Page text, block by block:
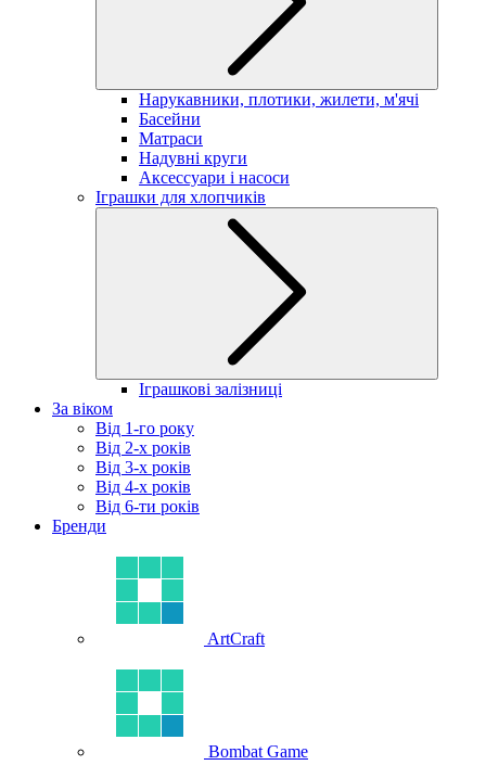
Нарукавники, плотики, жилети, м'ячі
Басейни
Матраси
Надувні круги
Аксессуари і насоси
Іграшки для хлопчиків
Іграшкові залізниці
За віком
Від 1-го року
Від 2-х років
Від 3-х років
Від 4-х років
Від 6-ти років
Бренди
ArtCraft
Bombat Game